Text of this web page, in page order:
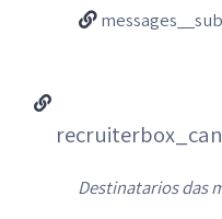
Destinatarios das